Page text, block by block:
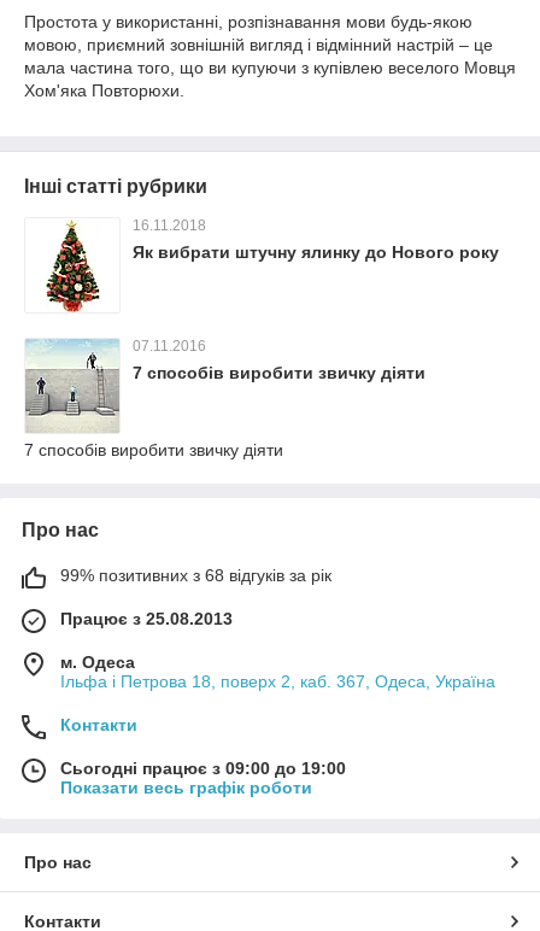
Простота у використанні, розпізнавання мови будь-якою
мовою, приємний зовнішній вигляд і відмінний настрій – це
мала частина того, що ви купуючи з купівлею веселого Мовця
Хом'яка Повторюхи.
Інші статті рубрики
16.11.2018
Як вибрати штучну ялинку до Нового року
07.11.2016
7 способів виробити звичку діяти
7 способів виробити звичку діяти
Про нас
99% позитивних з 68 відгуків за рік
Працює з 25.08.2013
м. Одеса
Ільфа і Петрова 18, поверх 2, каб. 367, Одеса, Україна
Контакти
Сьогодні працює з 09:00 до 19:00
Показати весь графік роботи
Про нас
Контакти